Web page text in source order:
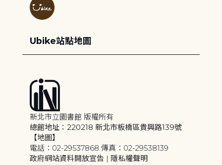
Ubike站點地圖
新北市立圖書館 版權所有
總館地址：220218 新北市板橋區貴興路139號
【地圖】
電話：02-29537868 傳真：02-29538139
政府網站資料開放宣告 | 隱私權聲明